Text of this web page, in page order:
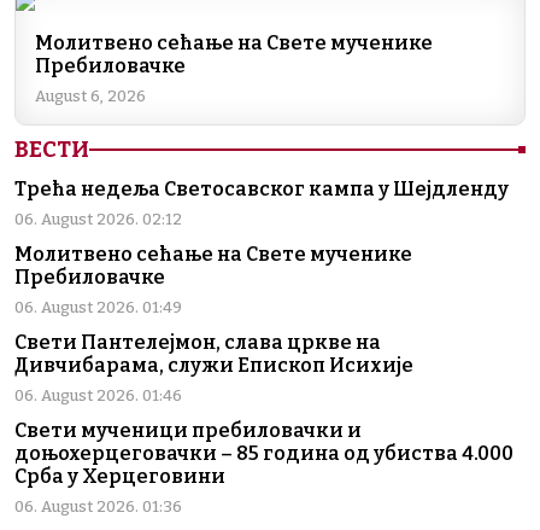
Молитвено сећање на Свете мученике
Пребиловачке
August 6, 2026
ВЕСТИ
Трећа недеља Светосавског кампа у Шејдленду
06. August 2026. 02:12
Молитвено сећање на Свете мученике
Пребиловачке
06. August 2026. 01:49
Свети Пантелејмон, слава цркве на
Дивчибарама, служи Епископ Исихије
06. August 2026. 01:46
Свети мученици пребиловачки и
доњохерцеговачки – 85 година од убиства 4.000
Срба у Херцеговини
06. August 2026. 01:36